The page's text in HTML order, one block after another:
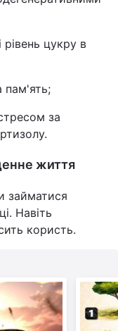
рівень цукру в
пам'ять;
за
життя
займатися
Навіть
користь.